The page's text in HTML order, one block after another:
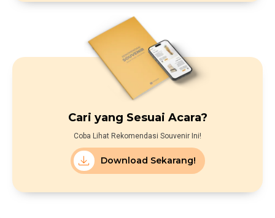
Cari yang Sesuai Acara?
Coba Lihat Rekomendasi Souvenir Ini!
Download Sekarang!